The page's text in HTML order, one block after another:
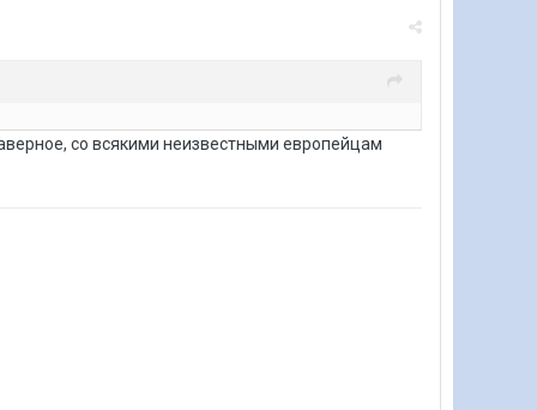
со всякими неизвестными европейцам